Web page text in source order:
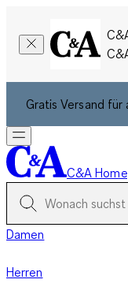
Gratis Versand
C&A
Damen
Herren